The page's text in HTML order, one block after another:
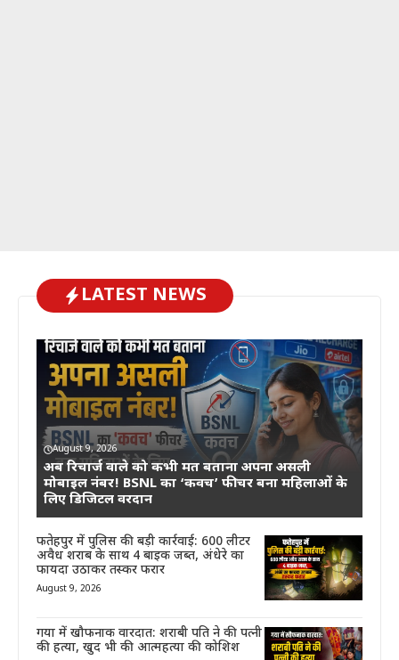
LATEST NEWS
August 9, 2026
अब रिचार्ज वाले को कभी मत बताना अपना असली
मोबाइल नंबर! BSNL का ‘कवच’ फीचर बना महिलाओं के
लिए डिजिटल वरदान
फतेहपुर में पुलिस की बड़ी कार्रवाई: 600 लीटर
अवैध शराब के साथ 4 बाइक जब्त, अंधेरे का
फायदा उठाकर तस्कर फरार
August 9, 2026
गया में खौफनाक वारदात: शराबी पति ने की पत्नी
की हत्या, खुद भी की आत्महत्या की कोशिश